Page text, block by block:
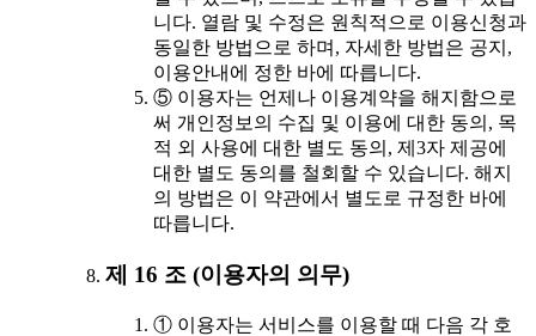
니다. 열람 및 수정은 원칙적으로 이용신청과
동일한 방법으로 하며, 자세한 방법은 공지,
이용안내에 정한 바에 따릅니다.
⑤ 이용자는 언제나 이용계약을 해지함으로
써 개인정보의 수집 및 이용에 대한 동의, 목
적 외 사용에 대한 별도 동의, 제3자 제공에
대한 별도 동의를 철회할 수 있습니다. 해지
의 방법은 이 약관에서 별도로 규정한 바에
따릅니다.
제 16 조 (이용자의 의무)
① 이용자는 서비스를 이용할 때 다음 각 호